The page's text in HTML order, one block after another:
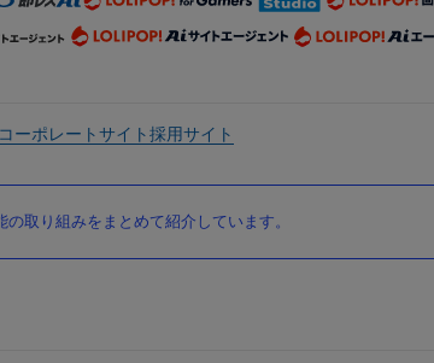
コーポレートサイト採用サイト
取り組みをまとめて紹介しています。